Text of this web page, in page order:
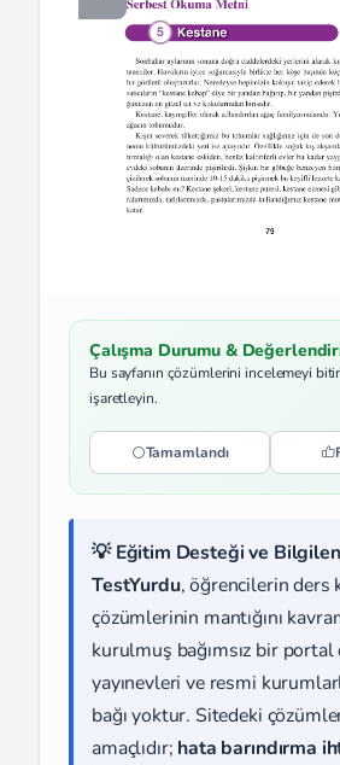
Çalışma Durumu &
Bu sayfanın çözümlerini incelemeyi
işaretleyin.
Tamamlandı
💡 Eğitim Desteği ve
TestYurdu, öğrencilerin ders
çözümlerinin mantığını
kurulmuş bağımsız bir portal
yayınevleri ve resmi
bağı yoktur. Sitedeki
amaçlıdır; hata barındırma